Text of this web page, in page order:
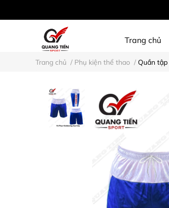
Trang chủ
Trang chủ / Phụ kiện thể thao / Quần